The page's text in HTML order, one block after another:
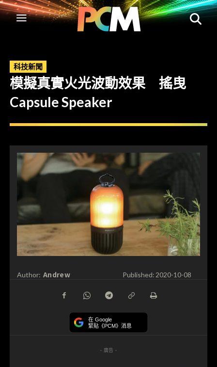
科技新聞
模擬真實火光波動效果 搖曳
Capsule Speaker
Author: Andrew Published: 2020-10-08
在 Google
緊貼《PCM》消息
- 廣告 -